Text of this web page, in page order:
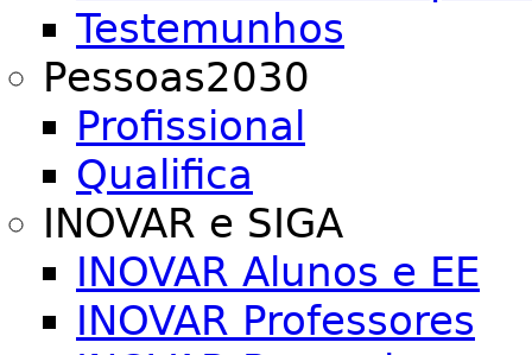
Testemunhos
Pessoas2030
Profissional
Qualifica
INOVAR e SIGA
INOVAR Alunos e EE
INOVAR Professores